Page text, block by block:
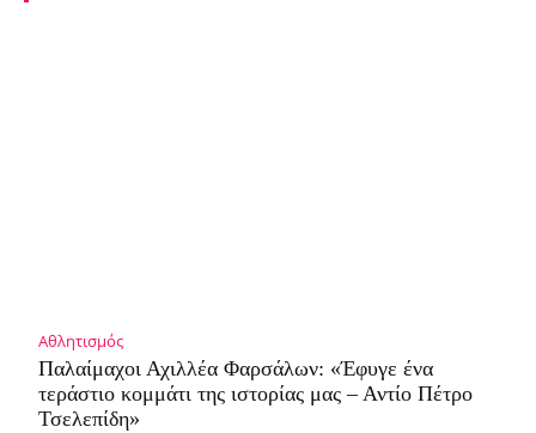
Αθλητισμός
Παλαίμαχοι Αχιλλέα Φαρσάλων: «Έφυγε ένα
τεράστιο κομμάτι της ιστορίας μας – Αντίο Πέτρο
Τσελεπίδη»